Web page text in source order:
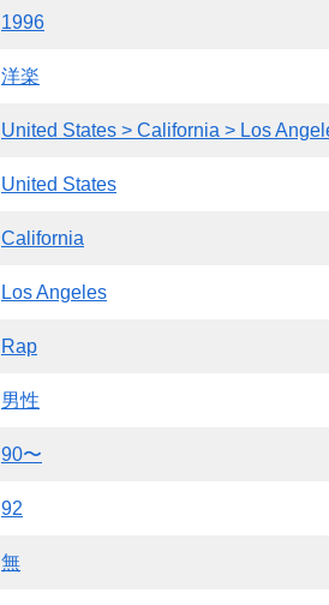
1996
洋楽
United States > California > Los
United States
California
Los Angeles
Rap
男性
90〜
92
無